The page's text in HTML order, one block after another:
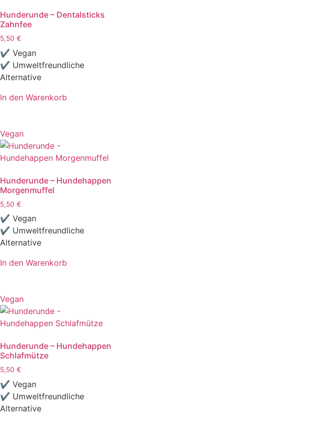
Hunderunde – Dentalsticks
Zahnfee
5,50 €
✔ Vegan
✔ Umweltfreundliche
Alternative
In den Warenkorb
Vegan
Hunderunde – Hundehappen
Morgenmuffel
5,50 €
✔ Vegan
✔ Umweltfreundliche
Alternative
In den Warenkorb
Vegan
Hunderunde – Hundehappen
Schlafmütze
5,50 €
✔ Vegan
✔ Umweltfreundliche
Alternative